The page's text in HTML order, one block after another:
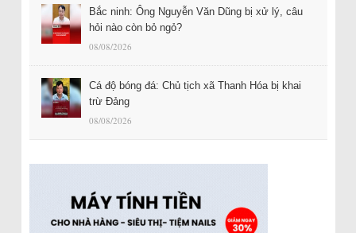
Bắc ninh: Ông Nguyễn Văn Dũng bị xử lý, câu
hỏi nào còn bỏ ngỏ?
08/08/2026
Cá độ bóng đá: Chủ tịch xã Thanh Hóa bị khai
trừ Đảng
08/08/2026